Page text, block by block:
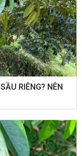
RIÊNG? NÊN